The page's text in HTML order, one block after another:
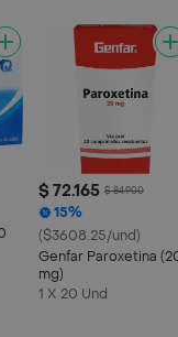
$ 72.165 $ 84.900
15%
($3608.25/und)
Genfar Paroxetina
mg)
1 X 20 Und